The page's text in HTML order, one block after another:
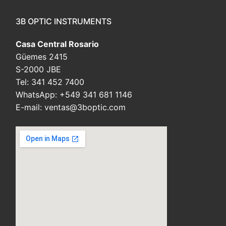
3B OPTIC INSTRUMENTS
Casa Central Rosario
Güemes 2415
S-2000 JBE
Tel: 341 452 7400
WhatsApp: +549 341 681 1146
E-mail: ventas@3boptic.com